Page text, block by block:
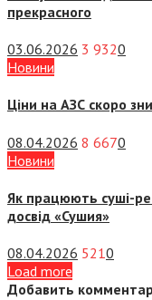
прекрасного
03.06.2026 3 9320
Новини
Ціни на АЗС скоро
08.04.2026 8 6670
Новини
Як працюють суші-
досвід «Сушия»
08.04.2026 5210
Load more
Добавить